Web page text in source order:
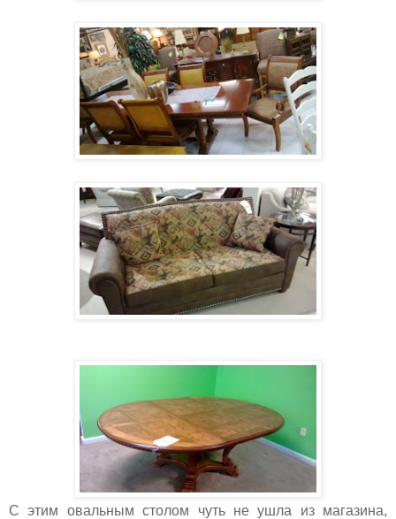
С этим овальным столом чуть не ушла из магазина,